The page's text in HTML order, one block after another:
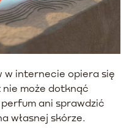
w internecie opiera się
nie może dotknąć
ani sprawdzić
własnej skórze.